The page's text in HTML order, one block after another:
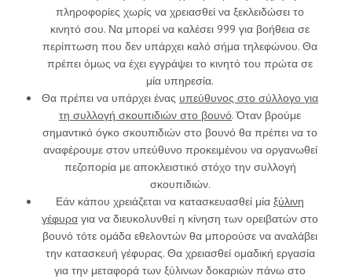
πληροφορίες χωρίς να χρειασθεί να ξεκλειδώσει το
κινητό σου. Να μπορεί να καλέσει 999 για βοήθεια σε
περίπτωση που δεν υπάρχει καλό σήμα τηλεφώνου. Θα
πρέπει όμως να έχει εγγράψει το κινητό του πρώτα σε
μία υπηρεσία.
Θα πρέπει να υπάρχει ένας υπεύθυνος στο σύλλογο για
τη συλλογή σκουπιδιών στο βουνό. Όταν βρούμε
σημαντικό όγκο σκουπιδιών στο βουνό θα πρέπει να το
αναφέρουμε στον υπεύθυνο προκειμένου να οργανωθεί
πεζοπορία με αποκλειστικό στόχο την συλλογή
σκουπιδιών.
Εάν κάπου χρειάζεται να κατασκευασθεί μία ξύλινη
γέφυρα για να διευκολυνθεί η κίνηση των ορειβατών στο
βουνό τότε ομάδα εθελοντών θα μπορούσε να αναλάβει
την κατασκευή γέφυρας. Θα χρειασθεί ομαδική εργασία
για την μεταφορά των ξύλινων δοκαριών πάνω στο